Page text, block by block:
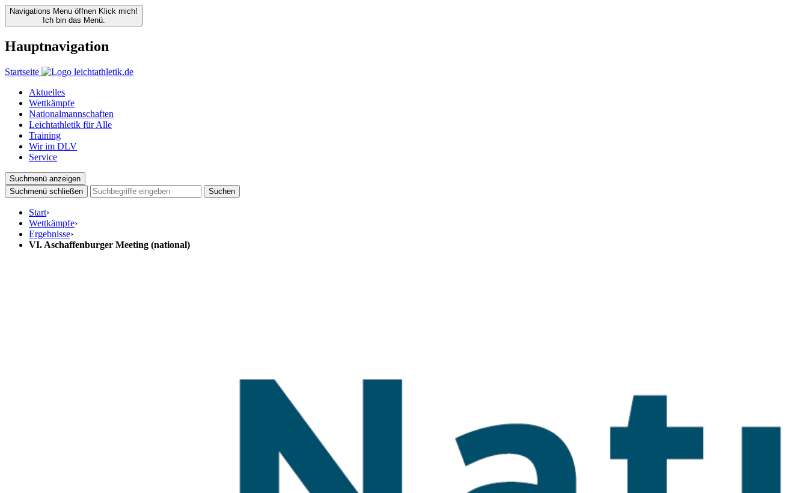
Navigations Menu öffnen Klick mich!
Ich bin das Menü.
Hauptnavigation
Startseite
Aktuelles
Wettkämpfe
Nationalmannschaften
Leichtathletik für Alle
Training
Wir im DLV
Service
Suchmenü anzeigen
Suchmenü schließen
Suchen
Start›
Wettkämpfe›
Ergebnisse›
VI. Aschaffenburger Meeting (national)